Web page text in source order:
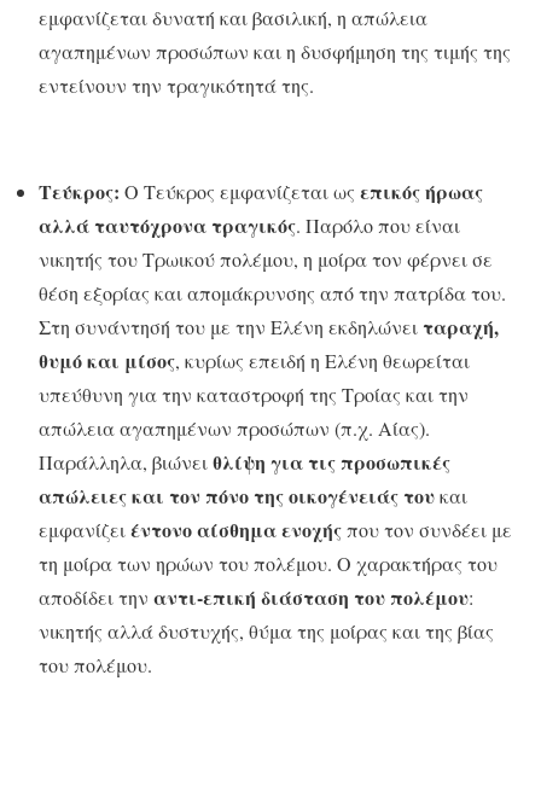
εμφανίζεται δυνατή και βασιλική, η απώλεια
αγαπημένων προσώπων και η δυσφήμηση της τιμής της
εντείνουν την τραγικότητά της.
Τεύκρος: Ο Τεύκρος εμφανίζεται ως επικός ήρωας
αλλά ταυτόχρονα τραγικός. Παρόλο που είναι
νικητής του Τρωικού πολέμου, η μοίρα τον φέρνει σε
θέση εξορίας και απομάκρυνσης από την πατρίδα του.
Στη συνάντησή του με την Ελένη εκδηλώνει ταραχή,
θυμό και μίσος, κυρίως επειδή η Ελένη θεωρείται
υπεύθυνη για την καταστροφή της Τροίας και την
απώλεια αγαπημένων προσώπων (π.χ. Αίας).
Παράλληλα, βιώνειθλίψη για τις προσωπικές
απώλειες και τον πόνο της οικογένειάς τουκαι
εμφανίζειέντονο αίσθημα ενοχήςπου τον συνδέει με
τη μοίρα των ηρώων του πολέμου. Ο χαρακτήρας του
αποδίδει την αντι-επική διάσταση του πολέμου:
νικητής αλλά δυστυχής, θύμα της μοίρας και της βίας
του πολέμου.